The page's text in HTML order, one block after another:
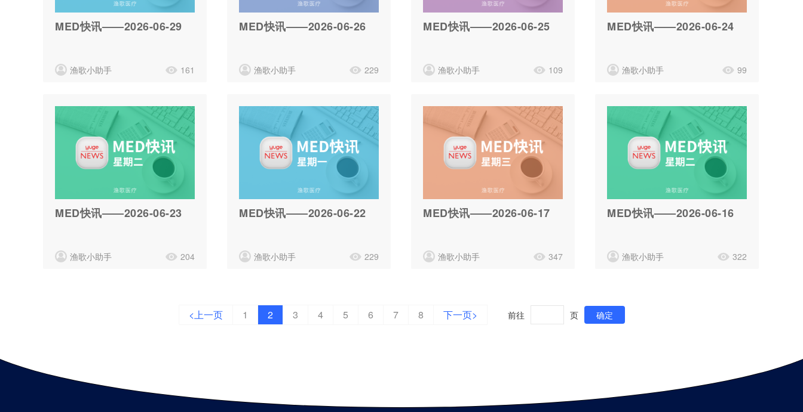
MED快讯——2026-06-29
渔歌小助手 161
MED快讯——2026-06-26
渔歌小助手 229
MED快讯——2026-06-25
渔歌小助手 109
MED快讯——2026-06-24
渔歌小助手 99
MED快讯——2026-06-23
渔歌小助手 204
MED快讯——2026-06-22
渔歌小助手 229
MED快讯——2026-06-17
渔歌小助手 347
MED快讯——2026-06-16
渔歌小助手 322
<上一页 1 2 3 4 5 6 7 8 下一页> 前往 页 确定